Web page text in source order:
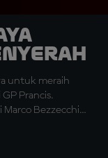
untuk meraih
Prancis.
Bezzecchi